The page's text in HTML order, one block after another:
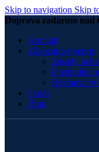
Skip to navigation Skip
Doprava zadarmo nad
Kontakt
Zákaznícky servis
Zásady
Obchodné
O nás
Blog